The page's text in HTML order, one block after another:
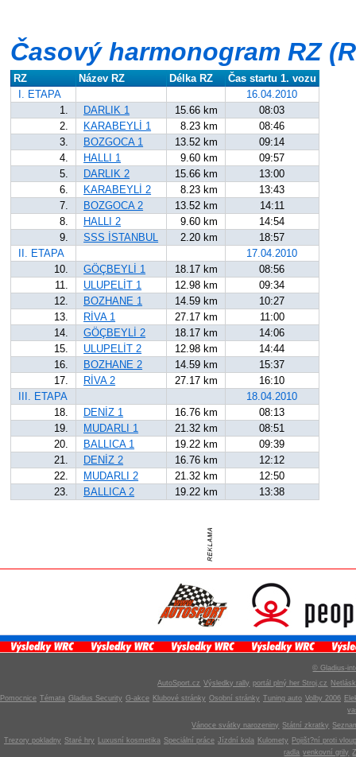
Časový harmonogram RZ
RZ Název RZ Délka RZ
Čas startu 1. vozu
I. ETAPA
16.04.2010
1.
DARLIK 1 15.66 km
08:03
2.
KARABEYLİ 1 8.23 km
08:46
3.
BOZGOCA 1 13.52 km
09:14
4.
HALLI 1 9.60 km
09:57
5.
DARLIK 2 15.66 km
13:00
6.
KARABEYLİ 2 8.23 km
13:43
7.
BOZGOCA 2 13.52 km
14:11
8.
HALLI 2 9.60 km
14:54
9.
SSS İSTANBUL 2.20 km
18:57
II. ETAPA
17.04.2010
10.
GÖÇBEYLİ 1 18.17 km
08:56
11.
ULUPELİT 1 12.98 km
09:34
12.
BOZHANE 1 14.59 km
10:27
13.
RİVA 1 27.17 km
11:00
14.
GÖÇBEYLİ 2 18.17 km
14:06
15.
ULUPELİT 2 12.98 km
14:44
16.
BOZHANE 2 14.59 km
15:37
17.
RİVA 2 27.17 km
16:10
III. ETAPA
18.04.2010
18.
DENİZ 1 16.76 km
08:13
19.
MUDARLI 1 21.32 km
08:51
20.
BALLICA 1 19.22 km
09:39
21.
DENİZ 2 16.76 km
12:12
22.
MUDARLI 2 21.32 km
12:50
23.
BALLICA 2 19.22 km 13:38
© Gladius-
AutoSport.cz Výsledky rally portál plný her Stroj.cz
Pomocnice Témata Gladius Security G-akce Klubové stránky Osobní stránky Tuning auto Volby 2006
Vánoce svátky narozeniny Státní zkratky
Trezory pokladny Staré hry Luxusní kosmetika Speciální práce Jízdní kola Kulomety
Pojišt?ní proti
radla venkovní grily